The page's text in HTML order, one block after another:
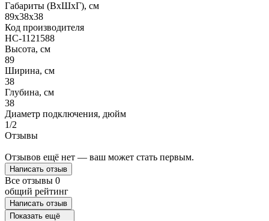
Габариты (ВхШхГ), см
89x38x38
Код производителя
НС-1121588
Высота, см
89
Ширина, см
38
Глубина, см
38
Диаметр подключения, дюйм
1/2
Отзывы
Отзывов ещё нет — ваш может стать первым.
Написать отзыв
Все отзывы 0
общий рейтинг
Написать отзыв
Показать ещё